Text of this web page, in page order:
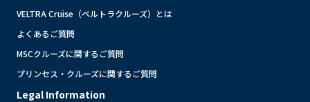
VELTRA Cruise（ベルトラクルーズ）とは
よくあるご質問
MSCクルーズに関するご質問
プリンセス・クルーズに関するご質問
Legal Information